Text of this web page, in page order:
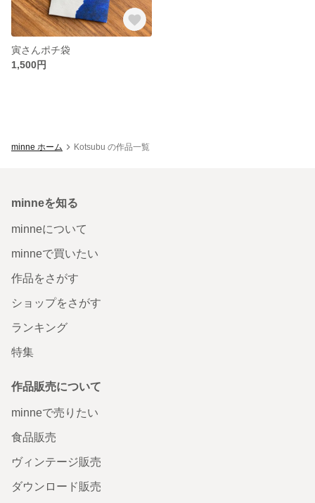
寅さんポチ袋
1,500円
minne ホーム Kotsubu の作品一覧
minneを知る
minneについて
minneで買いたい
作品をさがす
ショップをさがす
ランキング
特集
作品販売について
minneで売りたい
食品販売
ヴィンテージ販売
ダウンロード販売